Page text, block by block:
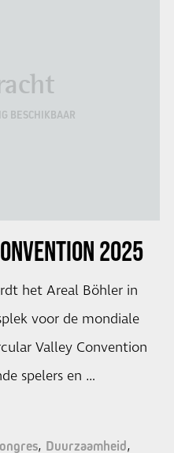
BESCHIKBAAR
2025
het Areal Böhler in
voor de mondiale
Valley Convention
spelers en …
Duurzaamheid